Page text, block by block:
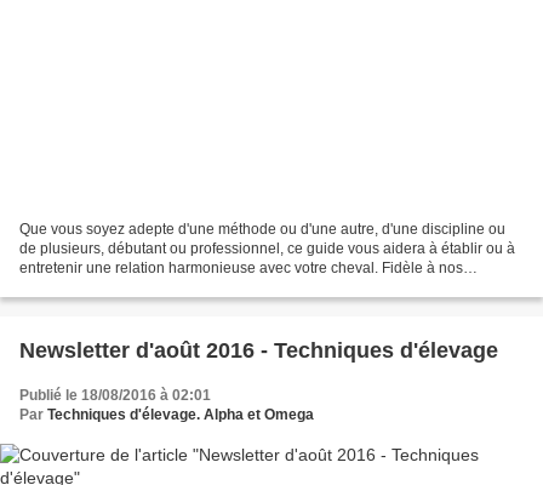
Que vous soyez adepte d'une méthode ou d'une autre, d'une discipline ou
de plusieurs, débutant ou professionnel, ce guide vous aidera à établir ou à
entretenir une relation harmonieuse avec votre cheval. Fidèle à nos
Newsletter d'août 2016 - Techniques d'élevage
Publié le 18/08/2016 à 02:01
Par Techniques d'élevage. Alpha et Omega